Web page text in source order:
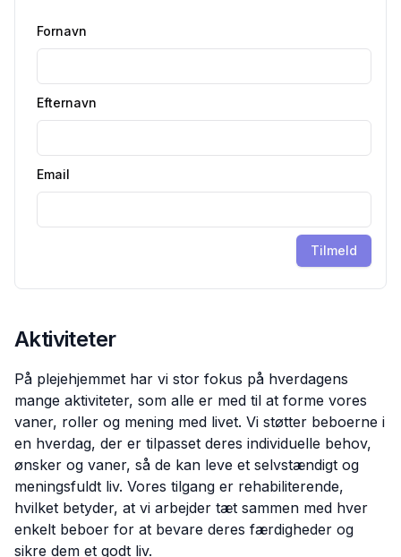
Fornavn
Efternavn
Email
Tilmeld
Aktiviteter
På plejehjemmet har vi stor fokus på hverdagens
mange aktiviteter, som alle er med til at forme vores
vaner, roller og mening med livet. Vi støtter beboerne i
en hverdag, der er tilpasset deres individuelle behov,
ønsker og vaner, så de kan leve et selvstændigt og
meningsfuldt liv. Vores tilgang er rehabiliterende,
hvilket betyder, at vi arbejder tæt sammen med hver
enkelt beboer for at bevare deres færdigheder og
sikre dem et godt liv.